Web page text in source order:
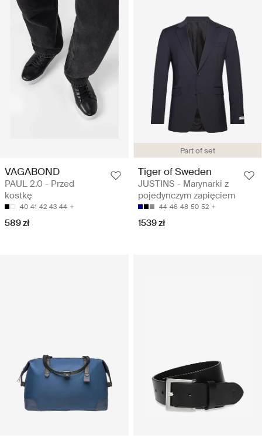
VAGABOND
PAUL 2.0 - Przed
kostkę
40 41 42 43 44
589 zł
Part of set
Tiger of Sweden
JUSTINS - Marynarki z
pojedynczym zapięciem
44 46 48 50 52
1539 zł